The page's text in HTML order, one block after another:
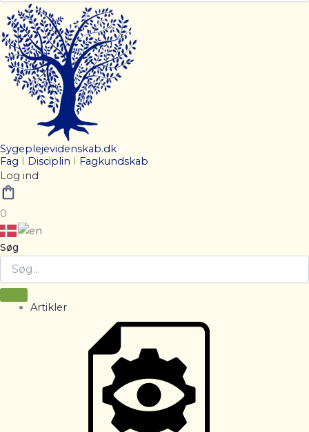
Sygeplejevidenskab.dk
Fag I Disciplin I Fagkundskab
Log ind
0
Søg
Artikler